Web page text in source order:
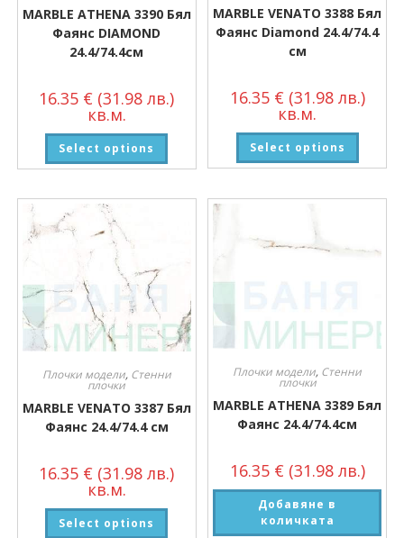
MARBLE ATHENA 3390 Бял
Фаянс DIAMOND
24.4/74.4см
16.35 € (31.98 лв.)
кв.м.
Select options
MARBLE VENATO 3388 Бял
Фаянс Diamond 24.4/74.4
см
16.35 € (31.98 лв.)
кв.м.
Select options
Плочки модели, Стенни
плочки
MARBLE VENATO 3387 Бял
Фаянс 24.4/74.4 см
16.35 € (31.98 лв.)
кв.м.
Select options
Плочки модели, Стенни
плочки
MARBLE ATHENA 3389 Бял
Фаянс 24.4/74.4см
16.35 € (31.98 лв.)
Добавяне в
количката